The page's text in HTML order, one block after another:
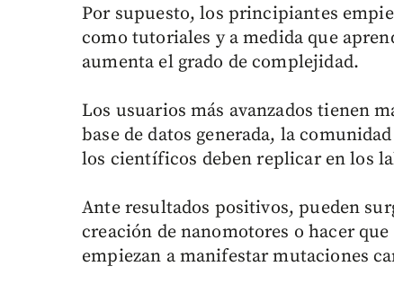
Por supuesto, los principiantes
como tutoriales y a medida que
aumenta el grado de complejidad.
Los usuarios más avanzados tienen
base de datos generada, la
los científicos deben replicar en los
Ante resultados positivos, pueden
creación de nanomotores o hacer
empiezan a manifestar mutaciones